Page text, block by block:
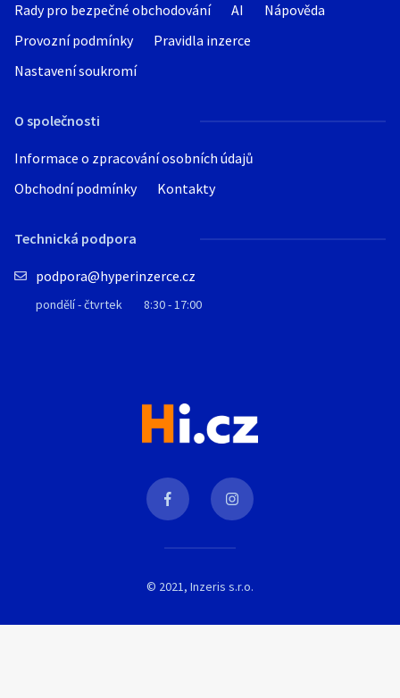
Rady pro bezpečné obchodování
AI
Nápověda
Provozní podmínky
Pravidla inzerce
Nastavení soukromí
O společnosti
Informace o zpracování osobních údajů
Obchodní podmínky
Kontakty
Technická podpora
podpora@hyperinzerce.cz
pondělí - čtvrtek 8:30 - 17:00
© 2021, Inzeris s.r.o.